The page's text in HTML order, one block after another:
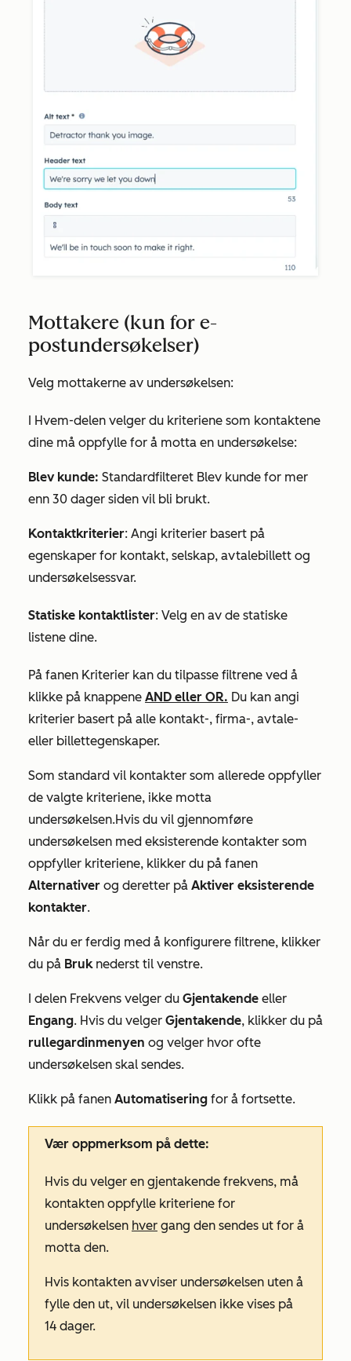
Mottakere (kun for e-
postundersøkelser)
Velg mottakerne av undersøkelsen:
I Hvem-delen velger du kriteriene som kontaktene
dine må oppfylle for å motta en undersøkelse:
Blev kunde: Standardfilteret Blev kunde for mer
enn 30 dager siden vil bli brukt.
Kontaktkriterier: Angi kriterier basert på
egenskaper for kontakt, selskap, avtalebillett og
undersøkelsessvar.
Statiske kontaktlister: Velg en av de statiske
listene dine.
På fanen Kriterier kan du tilpasse filtrene ved å
klikke på knappene AND eller OR. Du kan angi
kriterier basert på alle kontakt-, firma-, avtale-
eller billettegenskaper.
Som standard vil kontakter som allerede oppfyller
de valgte kriteriene, ikke motta
undersøkelsen.Hvis du vil gjennomføre
undersøkelsen med eksisterende kontakter som
oppfyller kriteriene, klikker du på fanen
Alternativer og deretter på Aktiver eksisterende
kontakter.
Når du er ferdig med å konfigurere filtrene, klikker
du på Bruknederst til venstre.
I delen Frekvens velger du Gjentakende eller
Engang. Hvis du velger Gjentakende, klikker du på
rullegardinmenyen og velger hvor ofte
undersøkelsen skal sendes.
Klikk på fanen Automatisering for å fortsette.
Vær oppmerksom på dette:
Hvis du velger en gjentakende frekvens, må
kontakten oppfylle kriteriene for
undersøkelsen hver gang den sendes ut for å
motta den.
Hvis kontakten avviser undersøkelsen uten å
fylle den ut, vil undersøkelsen ikke vises på
14 dager.